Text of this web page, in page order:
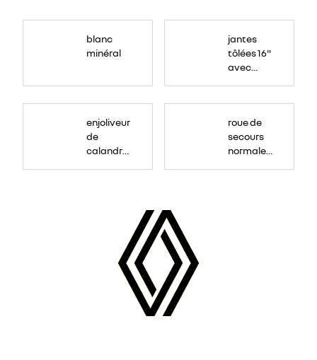
blanc
minéral
jantes
tôlées 16"
avec
enjoliveur
de
calandre
roue de
secours
normale